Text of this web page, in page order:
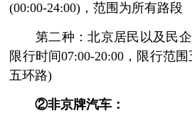
(00:00-24:00)，范围为所有路段
第二种：北京居民以及民企
限行时间07:00-20:00，限行范
五环路)
②非京牌汽车：